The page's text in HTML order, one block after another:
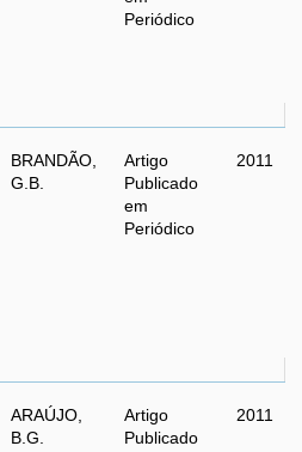
Periódico
BRANDÃO,
G.B.
Artigo
Publicado
em
Periódico
2011
ARAÚJO,
B.G.
Artigo
Publicado
2011